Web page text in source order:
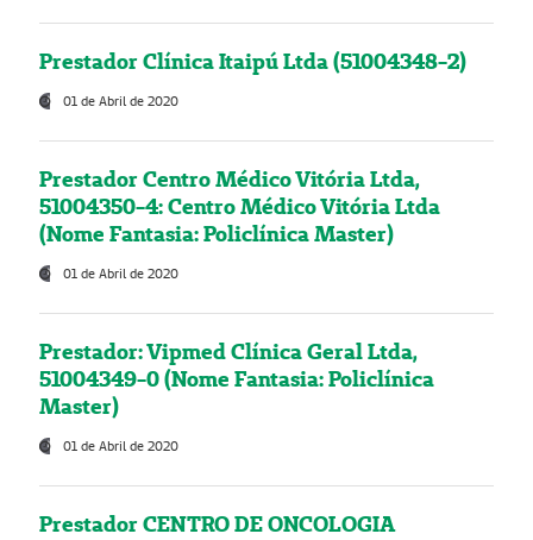
Prestador Clínica Itaipú Ltda (51004348-2)
01 de Abril de 2020
Prestador Centro Médico Vitória Ltda,
51004350-4: Centro Médico Vitória Ltda
(Nome Fantasia: Policlínica Master)
01 de Abril de 2020
Prestador: Vipmed Clínica Geral Ltda,
51004349-0 (Nome Fantasia: Policlínica
Master)
01 de Abril de 2020
Prestador CENTRO DE ONCOLOGIA